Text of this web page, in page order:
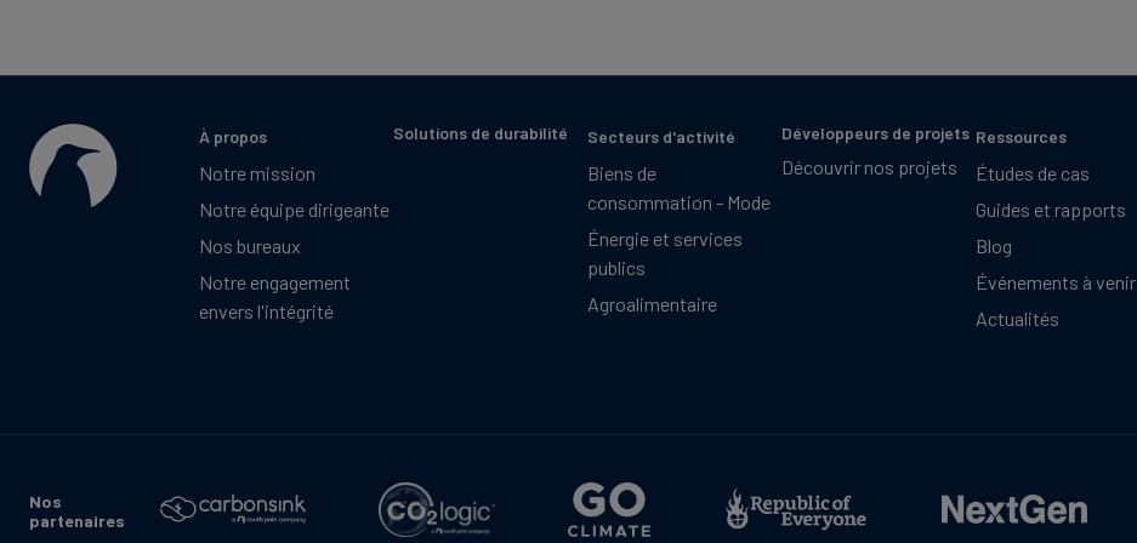
À propos
Notre mission
Notre équipe dirigeante
Nos bureaux
Notre engagement
envers l'intégrité
Solutions de durabilité Secteurs d'activité
Biens de
consommation - Mode
Énergie et services
publics
Agroalimentaire
Développeurs de projets
Découvrir nos projets
Ressources
Études de cas
Guides et rapports
Blog
Événements à venir
Actualités
Nos
partenaires